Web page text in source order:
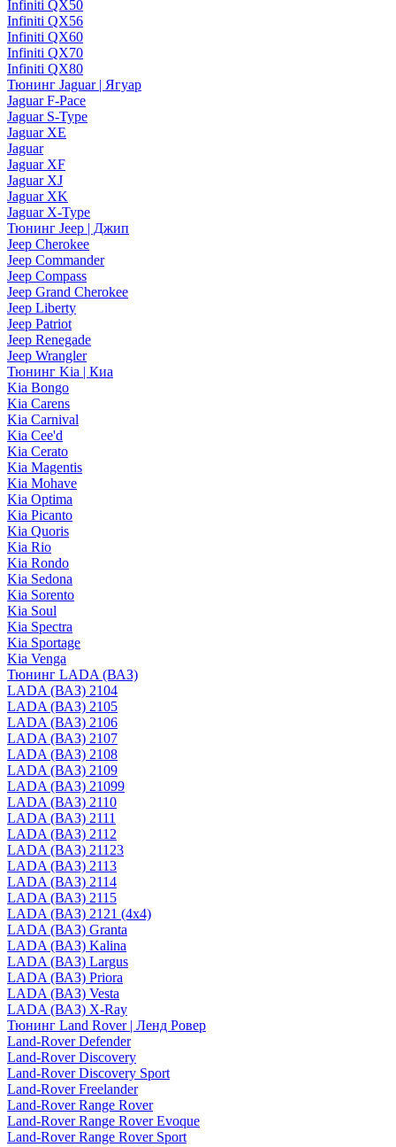
Infiniti QX50
Infiniti QX56
Infiniti QX60
Infiniti QX70
Infiniti QX80
Тюнинг Jaguar | Ягуар
Jaguar F-Pace
Jaguar S-Type
Jaguar XE
Jaguar
Jaguar XF
Jaguar XJ
Jaguar XK
Jaguar X-Type
Тюнинг Jeep | Джип
Jeep Cherokee
Jeep Commander
Jeep Compass
Jeep Grand Cherokee
Jeep Liberty
Jeep Patriot
Jeep Renegade
Jeep Wrangler
Тюнинг Kia | Киа
Kia Bongo
Kia Carens
Kia Carnival
Kia Cee'd
Kia Cerato
Kia Magentis
Kia Mohave
Kia Optima
Kia Picanto
Kia Quoris
Kia Rio
Kia Rondo
Kia Sedona
Kia Sorento
Kia Soul
Kia Spectra
Kia Sportage
Kia Venga
Тюнинг LADA (ВАЗ)
LADA (ВАЗ) 2104
LADA (ВАЗ) 2105
LADA (ВАЗ) 2106
LADA (ВАЗ) 2107
LADA (ВАЗ) 2108
LADA (ВАЗ) 2109
LADA (ВАЗ) 21099
LADA (ВАЗ) 2110
LADA (ВАЗ) 2111
LADA (ВАЗ) 2112
LADA (ВАЗ) 21123
LADA (ВАЗ) 2113
LADA (ВАЗ) 2114
LADA (ВАЗ) 2115
LADA (ВАЗ) 2121 (4x4)
LADA (ВАЗ) Granta
LADA (ВАЗ) Kalina
LADA (ВАЗ) Largus
LADA (ВАЗ) Priora
LADA (ВАЗ) Vesta
LADA (ВАЗ) X-Ray
Тюнинг Land Rover | Ленд Ровер
Land-Rover Defender
Land-Rover Discovery
Land-Rover Discovery Sport
Land-Rover Freelander
Land-Rover Range Rover
Land-Rover Range Rover Evoque
Land-Rover Range Rover Sport